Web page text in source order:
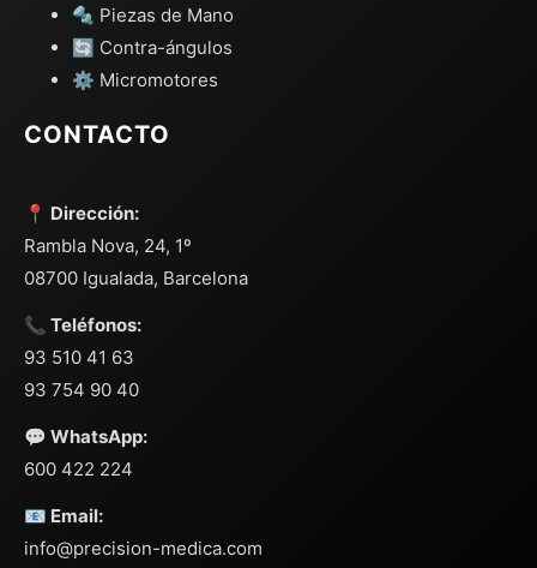
🔩 Piezas de Mano
🔄 Contra-ángulos
⚙️ Micromotores
CONTACTO
📍 Dirección:
Rambla Nova, 24, 1º
08700 Igualada, Barcelona
📞 Teléfonos:
93 510 41 63
93 754 90 40
💬 WhatsApp:
600 422 224
📧 Email:
info@precision-medica.com